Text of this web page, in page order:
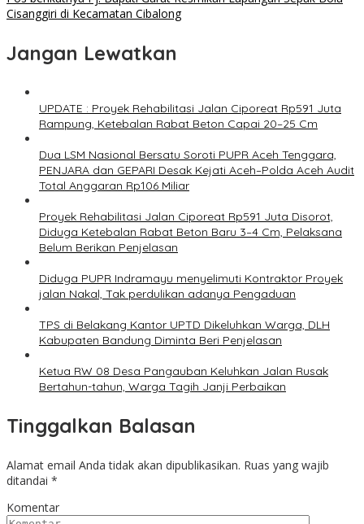
Cisanggiri di Kecamatan Cibalong
Jangan Lewatkan
UPDATE : Proyek Rehabilitasi Jalan Ciporeat Rp591 Juta
Rampung, Ketebalan Rabat Beton Capai 20–25 Cm
Dua LSM Nasional Bersatu Soroti PUPR Aceh Tenggara,
PENJARA dan GEPARI Desak Kejati Aceh–Polda Aceh Audit
Total Anggaran Rp106 Miliar
Proyek Rehabilitasi Jalan Ciporeat Rp591 Juta Disorot,
Diduga Ketebalan Rabat Beton Baru 3–4 Cm, Pelaksana
Belum Berikan Penjelasan
Diduga PUPR Indramayu menyelimuti Kontraktor Proyek
jalan Nakal, Tak perdulikan adanya Pengaduan
TPS di Belakang Kantor UPTD Dikeluhkan Warga, DLH
Kabupaten Bandung Diminta Beri Penjelasan
Ketua RW 08 Desa Pangauban Keluhkan Jalan Rusak
Bertahun-tahun, Warga Tagih Janji Perbaikan
Tinggalkan Balasan
Alamat email Anda tidak akan dipublikasikan. Ruas yang wajib
ditandai *
Komentar